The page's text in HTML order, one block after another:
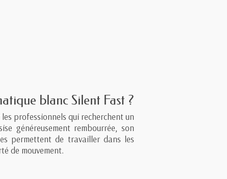
blanc Silent Fast ?
professionnels qui recherchent un
généreusement rembourrée, son
permettent de travailler dans les
de mouvement.